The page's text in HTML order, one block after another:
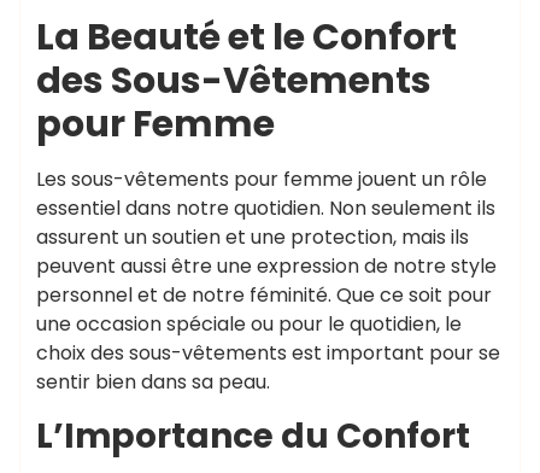
La Beauté et le Confort
des Sous-Vêtements
pour Femme
Les sous-vêtements pour femme jouent un rôle
essentiel dans notre quotidien. Non seulement ils
assurent un soutien et une protection, mais ils
peuvent aussi être une expression de notre style
personnel et de notre féminité. Que ce soit pour
une occasion spéciale ou pour le quotidien, le
choix des sous-vêtements est important pour se
sentir bien dans sa peau.
L’Importance du Confort